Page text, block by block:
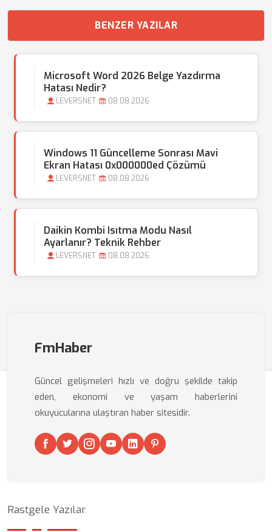
BENZER YAZILAR
Microsoft Word 2026 Belge Yazdırma
Hatası Nedir?
LEVERSNET 08.08.2026
Windows 11 Güncelleme Sonrası Mavi
Ekran Hatası 0x000000ed Çözümü
LEVERSNET 08.08.2026
Daikin Kombi Isıtma Modu Nasıl
Ayarlanır? Teknik Rehber
LEVERSNET 08.08.2026
FmHaber
Güncel gelişmeleri hızlı ve doğru şekilde takip
eden, ekonomi ve yaşam haberlerini
okuyucularına ulaştıran haber sitesidir.
Rastgele Yazılar